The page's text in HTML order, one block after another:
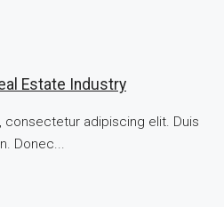
Estate Industry
adipiscing elit. Duis
Donec...